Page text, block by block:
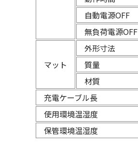
自動電源OFF
無負荷電源OFF
マット
外形寸法
質量
材質
充電ケーブル長
使用環境温湿度
保管環境温湿度